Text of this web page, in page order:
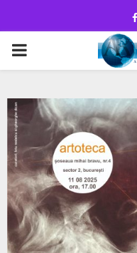
PRIMARY